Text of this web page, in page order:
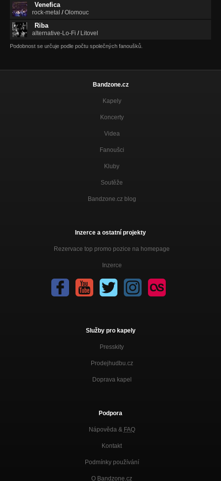
Venefica
rock-metal /Olomouc
Riba
alternative-Lo-Fi / Litovel
Podobnost se určuje podle počtu společných fanoušků.
Bandzone.cz
Kapely
Koncerty
Videa
Fanoušci
Kluby
Soutěže
Bandzone.cz blog
Inzerce a ostatní projekty
Rezervace top promo pozice na homepage
Inzerce
Služby pro kapely
Presskity
Prodejhudbu.cz
Doprava kapel
Podpora
Nápověda & FAQ
Kontakt
Podmínky používání
O Bandzone.cz